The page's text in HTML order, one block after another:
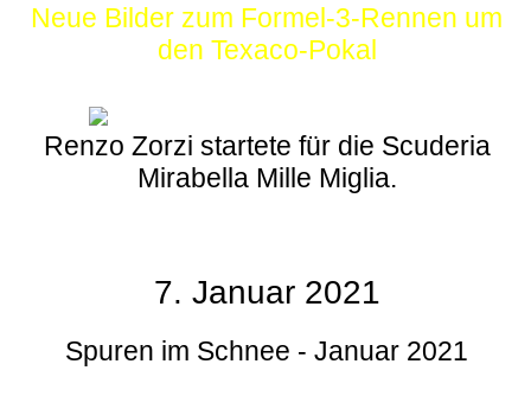
Neue Bilder zum Formel-3-Rennen um
den Texaco-Pokal
Renzo Zorzi startete für die Scuderia
Mirabella Mille Miglia.
7. Januar 2021
Spuren im Schnee - Januar 2021